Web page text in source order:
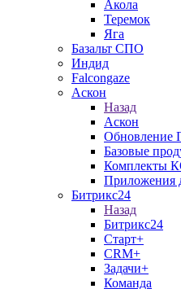
Акола
Теремок
Яга
Базальт СПО
Индид
Falcongaze
Аскон
Назад
Аскон
Обновление
Базовые
Комплекты
Битрикс24
Назад
Битрикс24
Старт+
CRM+
Задачи+
Команда